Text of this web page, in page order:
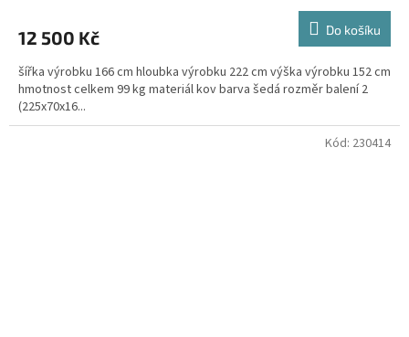
12 500 Kč Do košíku
šířka výrobku 166 cm hloubka výrobku 222 cm výška výrobku 152 cm
hmotnost celkem 99 kg materiál kov barva šedá rozměr balení 2
(225x70x16...
Kód: 230414